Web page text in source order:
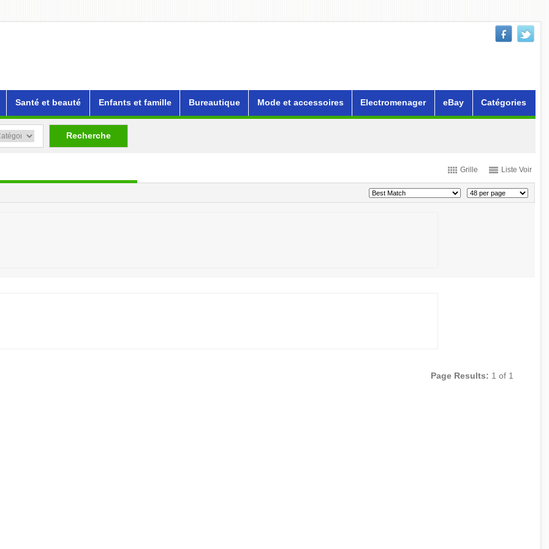
Santé et beauté Enfants et famille Bureautique Mode et accessoires Electromenager eBay Catégories
Recherche
Grille Liste Voir
Page Results: 1 of 1